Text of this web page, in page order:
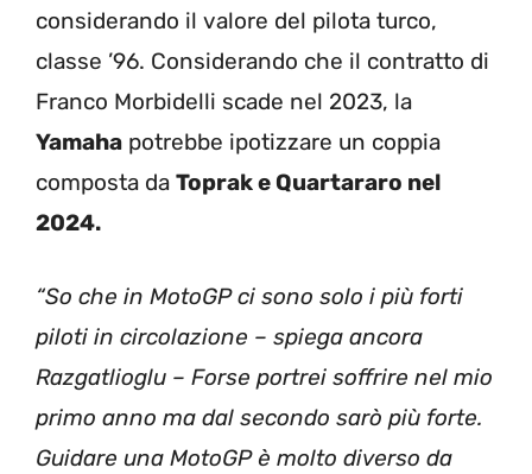
considerando il valore del pilota turco,
classe ’96. Considerando che il contratto di
Franco Morbidelli scade nel 2023, la
Yamaha potrebbe ipotizzare un coppia
composta da Toprak e Quartararo nel
2024.
“So che in MotoGP ci sono solo i più forti
piloti in circolazione – spiega ancora
Razgatlioglu – Forse portrei soffrire nel mio
primo anno ma dal secondo sarò più forte.
Guidare una MotoGP è molto diverso da